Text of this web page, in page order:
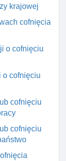
krajowej
cofnięcia
o cofnięciu
o cofnięciu
cofnięciu
cofnięciu